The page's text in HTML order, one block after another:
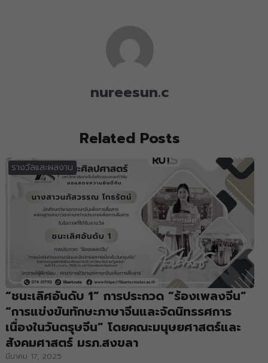
nureesun.c
Related Posts
รางวัลและผลงาน
“ชนะเลิศอันดับ 1” การประกวด “ร้องเพลงจีน”
“การแข่งขันทักษะภาษาจีนและจัดนิทรรศการ
เนื่องในวันตรุษจีน” โดยคณะมนุษยศาสตร์และ
สังคมศาสตร์ มรภ.สงขลา
มีนาคม 17, 2025